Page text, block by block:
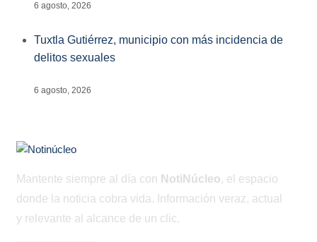
6 agosto, 2026
Tuxtla Gutiérrez, municipio con más incidencia de
delitos sexuales
6 agosto, 2026
Mantente siempre al día con NotiNúcleo, el espacio
donde la noticia cobra vida. Información veraz, actual
y relevante al alcance de un clic.